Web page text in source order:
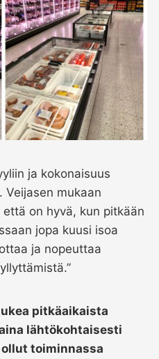
ja kokonaisuus
Veijasen mukaan
on hyvä, kun pitkään
jopa kuusi isoa
ja nopeuttaa
pitkäaikaista
lähtökohtaisesti
toiminnassa